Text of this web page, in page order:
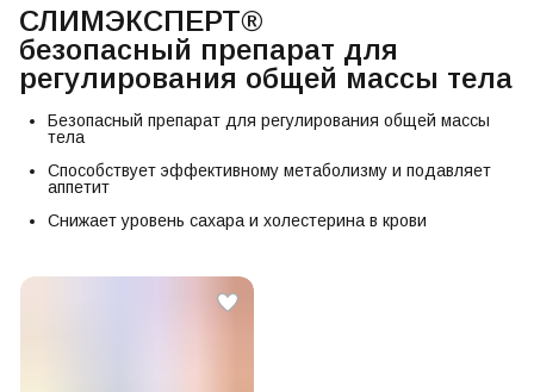
СЛИМЭКСПЕРТ®
безопасный препарат для
регулирования общей массы тела
Безопасный препарат для регулирования общей массы
тела
Способствует эффективному метаболизму и подавляет
аппетит
Снижает уровень сахара и холестерина в крови